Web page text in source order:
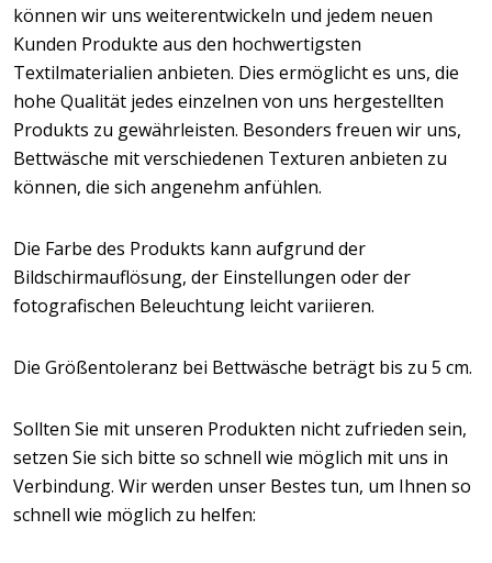
können wir uns weiterentwickeln und jedem neuen
Kunden Produkte aus den hochwertigsten
Textilmaterialien anbieten. Dies ermöglicht es uns, die
hohe Qualität jedes einzelnen von uns hergestellten
Produkts zu gewährleisten. Besonders freuen wir uns,
Bettwäsche mit verschiedenen Texturen anbieten zu
können, die sich angenehm anfühlen.
Die Farbe des Produkts kann aufgrund der
Bildschirmauflösung, der Einstellungen oder der
fotografischen Beleuchtung leicht variieren.
Die Größentoleranz bei Bettwäsche beträgt bis zu 5 cm.
Sollten Sie mit unseren Produkten nicht zufrieden sein,
setzen Sie sich bitte so schnell wie möglich mit uns in
Verbindung. Wir werden unser Bestes tun, um Ihnen so
schnell wie möglich zu helfen: